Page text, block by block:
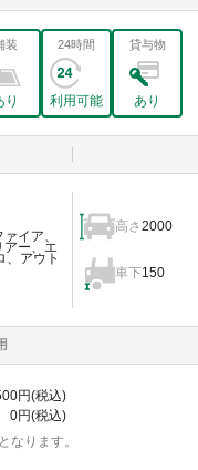
装
り
24時間
利用可能
貸与物
あり
イア、
アー、エ
、アウト
高さ2000
車下150
円(税込)
0円(税込)
なります。